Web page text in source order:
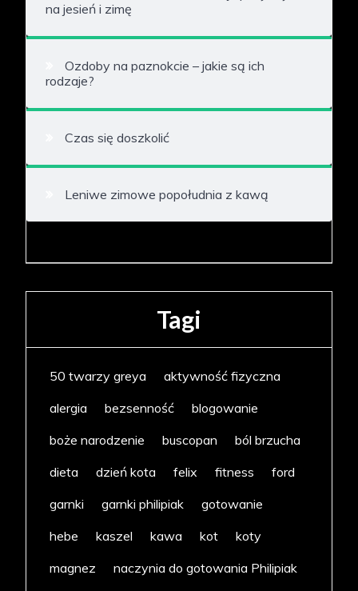
na jesień i zimę
Ozdoby na paznokcie – jakie są ich
rodzaje?
Czas się doszkolić
Leniwe zimowe popołudnia z kawą
Tagi
50 twarzy greya
aktywność fizyczna
alergia
bezsenność
blogowanie
boże narodzenie
buscopan
ból brzucha
dieta
dzień kota felix fitness
ford
garnki
garnki philipiak
gotowanie
hebe
kaszel kawa kot
koty
magnez
naczynia do gotowania Philipiak